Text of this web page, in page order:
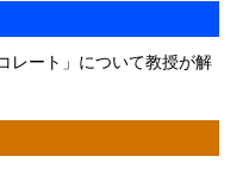
レート」について教授が解